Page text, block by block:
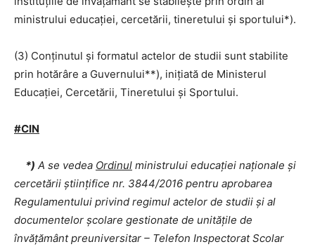
ministrului educaţiei, cercetării, tineretului şi sportului*).
(3) Conţinutul şi formatul actelor de studii sunt stabilite
prin hotărâre a Guvernului**), iniţiată de Ministerul
Educaţiei, Cercetării, Tineretului şi Sportului.
#CIN
*) A se vedea Ordinul ministrului educaţiei naţionale şi
cercetării ştiinţifice nr. 3844/2016 pentru aprobarea
Regulamentului privind regimul actelor de studii şi al
documentelor şcolare gestionate de unităţile de
învăţământ preuniversitar – Telefon Inspectorat Scolar